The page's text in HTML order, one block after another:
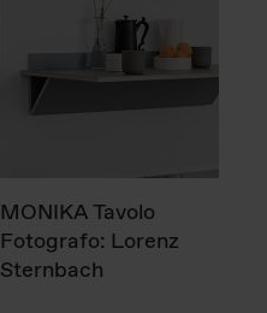
MONIKA Tavolo
Fotografo: Lorenz
Sternbach